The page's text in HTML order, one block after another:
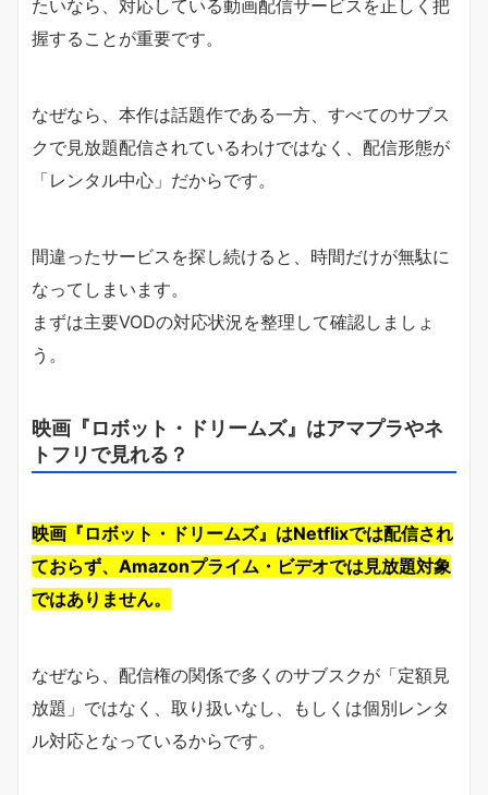
たいなら、対応している動画配信サービスを正しく把
握することが重要です。
なぜなら、本作は話題作である一方、すべてのサブス
クで見放題配信されているわけではなく、配信形態が
「レンタル中心」だからです。
間違ったサービスを探し続けると、時間だけが無駄に
なってしまいます。
まずは主要VODの対応状況を整理して確認しましょ
う。
映画『ロボット・ドリームズ』はアマプラやネ
トフリで見れる？
映画『ロボット・ドリームズ』はNetflixでは配信され
ておらず、Amazonプライム・ビデオでは見放題対象
ではありません。
なぜなら、配信権の関係で多くのサブスクが「定額見
放題」ではなく、取り扱いなし、もしくは個別レンタ
ル対応となっているからです。